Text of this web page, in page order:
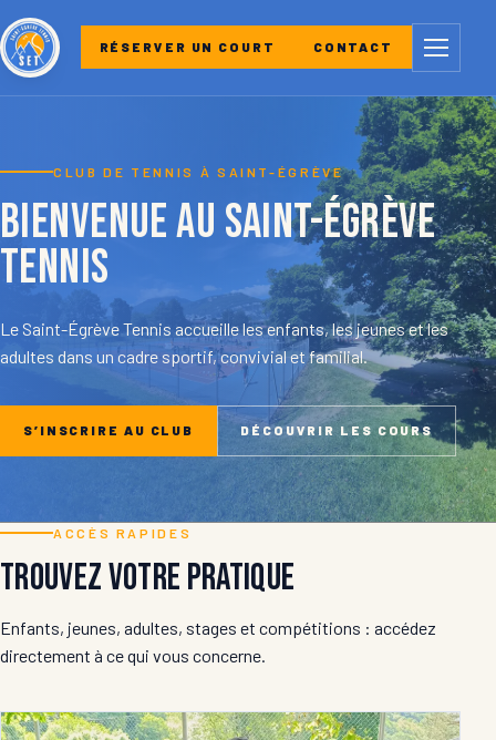
RÉSERVER UN COURT CONTACT Menu
CLUB DE TENNIS À SAINT-ÉGRÈVE
Bienvenue au Saint-Égrève
Tennis
Le Saint-Égrève Tennis accueille les enfants, les jeunes et les
adultes dans un cadre sportif, convivial et familial.
S’INSCRIRE AU CLUB DÉCOUVRIR LES COURS
ACCÈS RAPIDES
Trouvez votre pratique
Enfants, jeunes, adultes, stages et compétitions : accédez
directement à ce qui vous concerne.